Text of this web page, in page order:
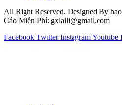
All Right Reserved. Designed By
Cáo Miễn Phí: gxlaili@gmail.com
Facebook Twitter InstagramYoutube